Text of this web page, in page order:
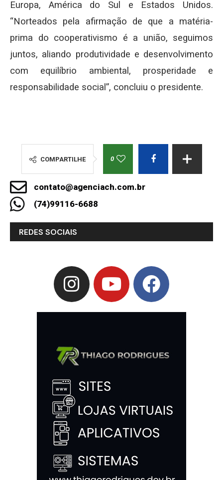
Europa, América do Sul e Estados Unidos.
“Norteados pela afirmação de que a matéria-
prima do cooperativismo é a união, seguimos
juntos, aliando produtividade e desenvolvimento
com equilíbrio ambiental, prosperidade e
responsabilidade social”, concluiu o presidente.
COMPARTILHE 0
contato@agenciach.com.br
(74)99116-6688
REDES SOCIAIS